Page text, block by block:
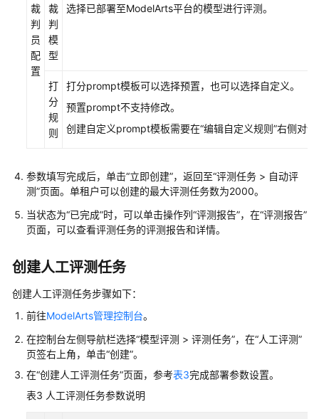
文
档
文
档
参
考
产
术
语
任
共
担
服
裁
判
员
配
置
裁
判
模
型
选择已部署至ModelArts平台的模型进行评测。
打
分
规
则
打分prompt模板可以选择预置，也可以选择自定义。
预置prompt不支持修改。
创建自定义prompt模板需要在“编辑自定义规则”右侧对
参数填写完成后，单击“立即创建”，返回至“评测任务 > 自动评
测”页面。单租户可以创建的最大评测任务数为2000。
当状态为“已完成”时，可以单击操作列“评测报告”，在“评测报告”
页面，可以查看评测任务的评测报告和详情。
创建人工评测任务
创建人工评测任务步骤如下：
前往ModelArts管理控制台。
在控制台左侧导航栏选择“模型评测 > 评测任务”，在“人工评测”
页签右上角，单击“创建”。
在“创建人工评测任务”页面，参考表3完成部署参数设置。
表3 人工评测任务参数说明